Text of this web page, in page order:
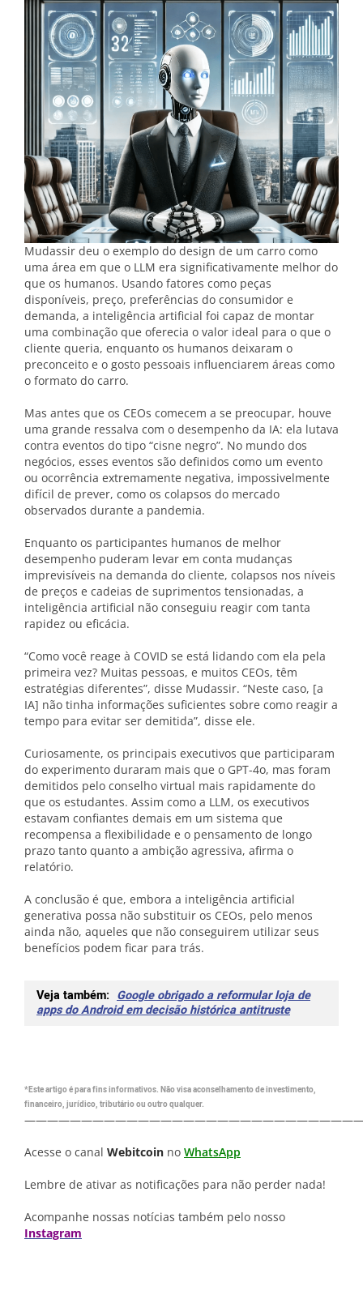
Mudassir deu o exemplo do design de um carro como
uma área em que o LLM era significativamente melhor do
que os humanos. Usando fatores como peças
disponíveis, preço, preferências do consumidor e
demanda, a inteligência artificial foi capaz de montar
uma combinação que oferecia o valor ideal para o que o
cliente queria, enquanto os humanos deixaram o
preconceito e o gosto pessoais influenciarem áreas como
o formato do carro.
Mas antes que os CEOs comecem a se preocupar, houve
uma grande ressalva com o desempenho da IA: ela lutava
contra eventos do tipo “cisne negro”. No mundo dos
negócios, esses eventos são definidos como um evento
ou ocorrência extremamente negativa, impossivelmente
difícil de prever, como os colapsos do mercado
observados durante a pandemia.
Enquanto os participantes humanos de melhor
desempenho puderam levar em conta mudanças
imprevisíveis na demanda do cliente, colapsos nos níveis
de preços e cadeias de suprimentos tensionadas, a
inteligência artificial não conseguiu reagir com tanta
rapidez ou eficácia.
“Como você reage à COVID se está lidando com ela pela
primeira vez? Muitas pessoas, e muitos CEOs, têm
estratégias diferentes”, disse Mudassir. “Neste caso, [a
IA] não tinha informações suficientes sobre como reagir a
tempo para evitar ser demitida”, disse ele.
Curiosamente, os principais executivos que participaram
do experimento duraram mais que o GPT-4o, mas foram
demitidos pelo conselho virtual mais rapidamente do
que os estudantes. Assim como a LLM, os executivos
estavam confiantes demais em um sistema que
recompensa a flexibilidade e o pensamento de longo
prazo tanto quanto a ambição agressiva, afirma o
relatório.
A conclusão é que, embora a inteligência artificial
generativa possa não substituir os CEOs, pelo menos
ainda não, aqueles que não conseguirem utilizar seus
benefícios podem ficar para trás.
Veja também: Google obrigado a reformular loja de
apps do Android em decisão histórica antitruste
*Este artigo é para fins informativos. Não visa aconselhamento de investimento,
financeiro, jurídico, tributário ou outro qualquer.
Acesse o canal Webitcoin no WhatsApp
Lembre de ativar as notificações para não perder nada!
Acompanhe nossas notícias também pelo nosso
Instagram